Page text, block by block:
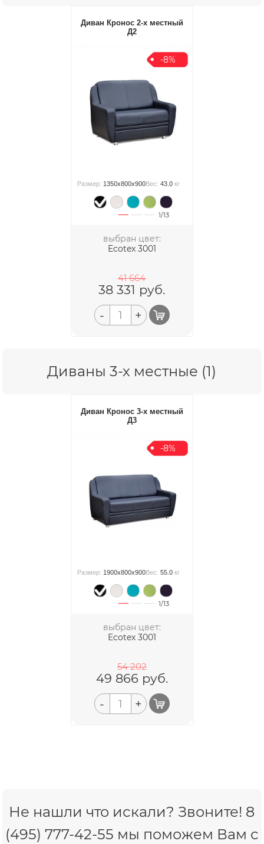
Диван Кронос 2-х местный
Д2
-8%
Размер: 1350x800x900Вес:43.0 кг
1/13
выбран цвет:
Ecotex 3001
41 664
38 331 руб.
- +
Диваны 3-х местные (1)
Диван Кронос 3-х местный
Д3
-8%
Размер: 1900x800x900Вес:55.0 кг
1/13
выбран цвет:
Ecotex 3001
54 202
49 866 руб.
- +
Не нашли что искали? Звоните! 8
(495) 777-42-55 мы поможем Вам с